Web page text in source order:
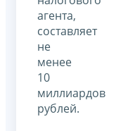
агента,
составляет
не
менее
10
миллиардов
рублей.